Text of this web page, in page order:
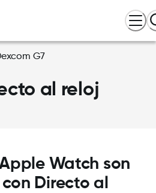
G7
al reloj
Watch son
Directo al